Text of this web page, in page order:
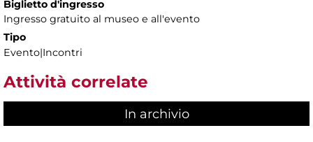
Biglietto d'ingresso
Ingresso gratuito al museo e all'evento
Tipo
Evento|Incontri
Attività correlate
In archivio